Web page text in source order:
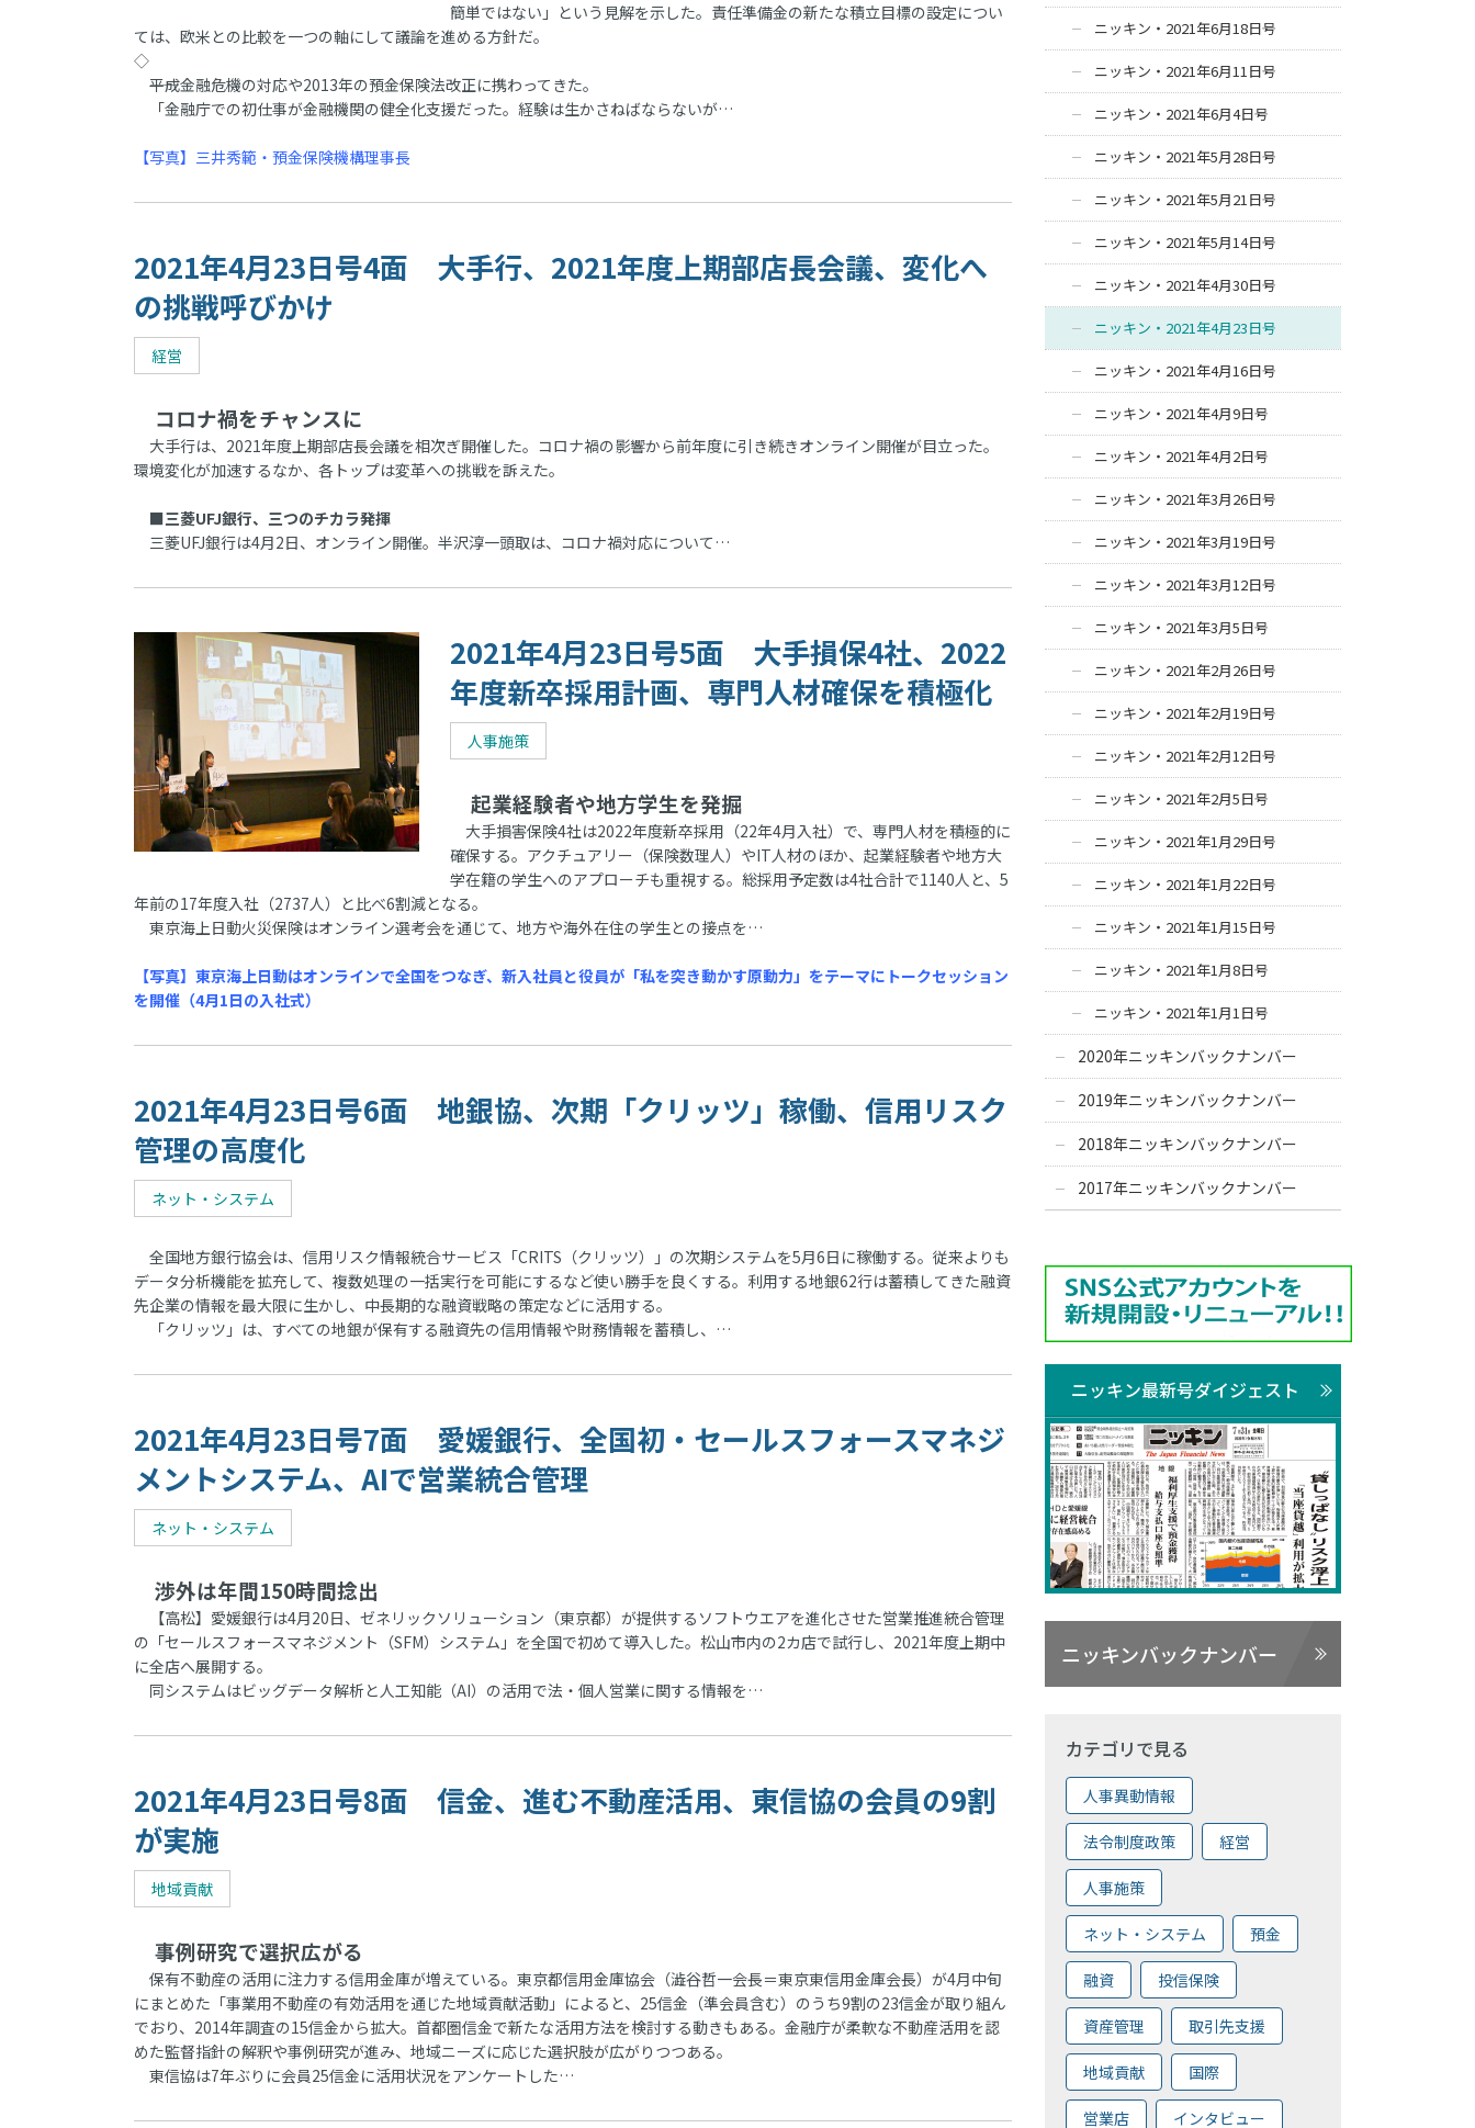
簡単ではない」という見解を示した。責任準備金の新たな積立目標の設定につい
ては、欧米との比較を一つの軸にして議論を進める方針だ。
◇
――平成金融危機の対応や2013年の預金保険法改正に携わってきた。
「金融庁での初仕事が金融機関の健全化支援だった。経験は生かさねばならないが…
【写真】三井秀範・預金保険機構理事長
2021年4月23日号4面 大手行、2021年度上期部店長会議、変化へ
の挑戦呼びかけ
経営
コロナ禍をチャンスに
大手行は、2021年度上期部店長会議を相次ぎ開催した。コロナ禍の影響から前年度に引き続きオンライン開催が目立った。
環境変化が加速するなか、各トップは変革への挑戦を訴えた。
■三菱UFJ銀行、三つのチカラ発揮
三菱UFJ銀行は4月2日、オンライン開催。半沢淳一頭取は、コロナ禍対応について…
2021年4月23日号5面 大手損保4社、2022
年度新卒採用計画、専門人材確保を積極化
人事施策
起業経験者や地方学生を発掘
大手損害保険4社は2022年度新卒採用（22年4月入社）で、専門人材を積極的に
確保する。アクチュアリー（保険数理人）やIT人材のほか、起業経験者や地方大
学在籍の学生へのアプローチも重視する。総採用予定数は4社合計で1140人と、5
年前の17年度入社（2737人）と比べ6割減となる。
東京海上日動火災保険はオンライン選考会を通じて、地方や海外在住の学生との接点を…
【写真】東京海上日動はオンラインで全国をつなぎ、新入社員と役員が「私を突き動かす原動力」をテーマにトークセッション
を開催（4月1日の入社式）
2021年4月23日号6面 地銀協、次期「クリッツ」稼働、信用リスク
管理の高度化
ネット・システム
全国地方銀行協会は、信用リスク情報統合サービス「CRITS（クリッツ）」の次期システムを5月6日に稼働する。従来よりも
データ分析機能を拡充して、複数処理の一括実行を可能にするなど使い勝手を良くする。利用する地銀62行は蓄積してきた融資
先企業の情報を最大限に生かし、中長期的な融資戦略の策定などに活用する。
「クリッツ」は、すべての地銀が保有する融資先の信用情報や財務情報を蓄積し、…
2021年4月23日号7面 愛媛銀行、全国初・セールスフォースマネジ
メントシステム、AIで営業統合管理
ネット・システム
渉外は年間150時間捻出
【高松】愛媛銀行は4月20日、ゼネリックソリューション（東京都）が提供するソフトウエアを進化させた営業推進統合管理
の「セールスフォースマネジメント（SFM）システム」を全国で初めて導入した。松山市内の2カ店で試行し、2021年度上期中
に全店へ展開する。
同システムはビッグデータ解析と人工知能（AI）の活用で法・個人営業に関する情報を…
2021年4月23日号8面 信金、進む不動産活用、東信協の会員の9割
が実施
地域貢献
事例研究で選択広がる
保有不動産の活用に注力する信用金庫が増えている。東京都信用金庫協会（澁谷哲一会長＝東京東信用金庫会長）が4月中旬
にまとめた「事業用不動産の有効活用を通じた地域貢献活動」によると、25信金（準会員含む）のうち9割の23信金が取り組ん
でおり、2014年調査の15信金から拡大。首都圏信金で新たな活用方法を検討する動きもある。金融庁が柔軟な不動産活用を認
めた監督指針の解釈や事例研究が進み、地域ニーズに応じた選択肢が広がりつつある。
東信協は7年ぶりに会員25信金に活用状況をアンケートした…
ニッキン・2021年6月18日号
ニッキン・2021年6月11日号
ニッキン・2021年6月4日号
ニッキン・2021年5月28日号
ニッキン・2021年5月21日号
ニッキン・2021年5月14日号
ニッキン・2021年4月30日号
ニッキン・2021年4月23日号
ニッキン・2021年4月16日号
ニッキン・2021年4月9日号
ニッキン・2021年4月2日号
ニッキン・2021年3月26日号
ニッキン・2021年3月19日号
ニッキン・2021年3月12日号
ニッキン・2021年3月5日号
ニッキン・2021年2月26日号
ニッキン・2021年2月19日号
ニッキン・2021年2月12日号
ニッキン・2021年2月5日号
ニッキン・2021年1月29日号
ニッキン・2021年1月22日号
ニッキン・2021年1月15日号
ニッキン・2021年1月8日号
ニッキン・2021年1月1日号
2020年ニッキンバックナンバー
2019年ニッキンバックナンバー
2018年ニッキンバックナンバー
2017年ニッキンバックナンバー
ニッキン最新号ダイジェスト
ニッキンバックナンバー
カテゴリで見る
人事異動情報
法令制度政策 経営
人事施策
ネット・システム 預金
融資 投信保険
資産管理 取引先支援
地域貢献 国際
営業店 インタビュー